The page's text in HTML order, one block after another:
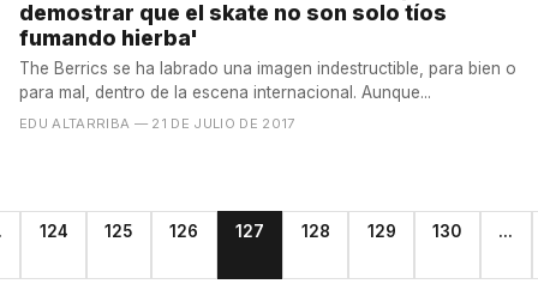
demostrar que el skate no son solo tíos
fumando hierba'
The Berrics se ha labrado una imagen indestructible, para bien o
para mal, dentro de la escena internacional. Aunque...
EDU ALTARRIBA — 21 DE JULIO DE 2017
124 125 126 127 128 129 130 ...